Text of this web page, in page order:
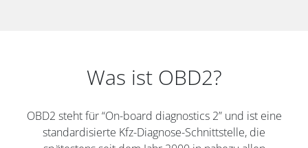
Was ist OBD2?
OBD2 steht für “On-board diagnostics 2” und ist eine
standardisierte Kfz-Diagnose-Schnittstelle, die